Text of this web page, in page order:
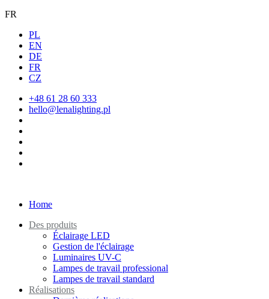
FR
PL
EN
DE
FR
CZ
+48 61 28 60 333
hello@lenalighting.pl
Home
Des produits
Éclairage LED
Gestion de l'éclairage
Luminaires UV-C
Lampes de travail professional
Lampes de travail standard
Réalisations